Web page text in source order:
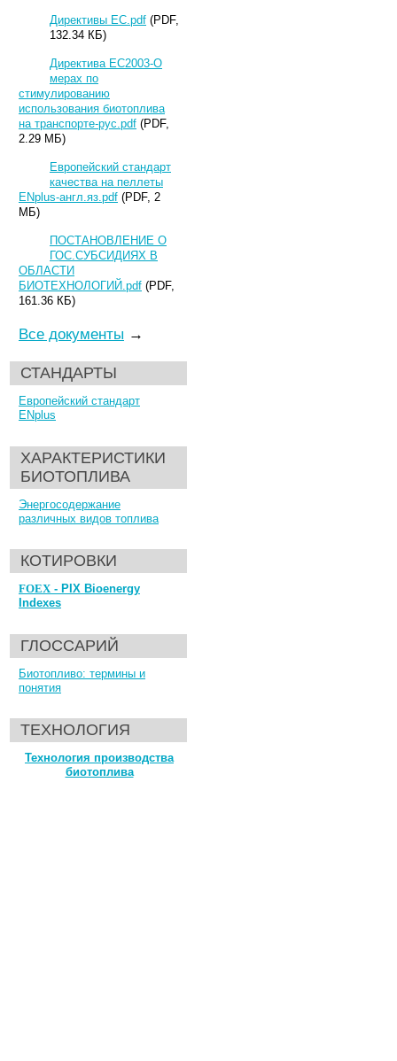
Директивы ЕС.pdf (PDF,
132.34 КБ)
Директива ЕС2003-О
мерах по
стимулированию
использования биотоплива
на транспорте-рус.pdf (PDF,
2.29 МБ)
Европейский стандарт
качества на пеллеты
ENplus-англ.яз.pdf (PDF, 2
МБ)
ПОСТАНОВЛЕНИЕ О
ГОС.СУБСИДИЯХ В
ОБЛАСТИ
БИОТЕХНОЛОГИЙ.pdf (PDF,
161.36 КБ)
Все документы →
СТАНДАРТЫ
Европейский стандарт
ENplus
ХАРАКТЕРИСТИКИ
БИОТОПЛИВА
Энергосодержание
различных видов топлива
КОТИРОВКИ
FOEX- PIX Bioenergy
Indexes
ГЛОССАРИЙ
Биотопливо: термины и
понятия
ТЕХНОЛОГИЯ
Технология производства
биотоплива